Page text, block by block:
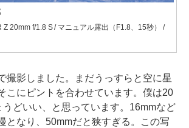
Z 20mm f/1.8 S / マニュアル露出（F1.8、15秒） /
撮影しました。まだうっすらと空に星
こにピントを合わせています。僕は20
うどいい、と思っています。16mmなど
となり、50mmだと狭すぎる。この写